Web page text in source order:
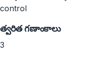
control
త్వరిత గణాంకాలు
3